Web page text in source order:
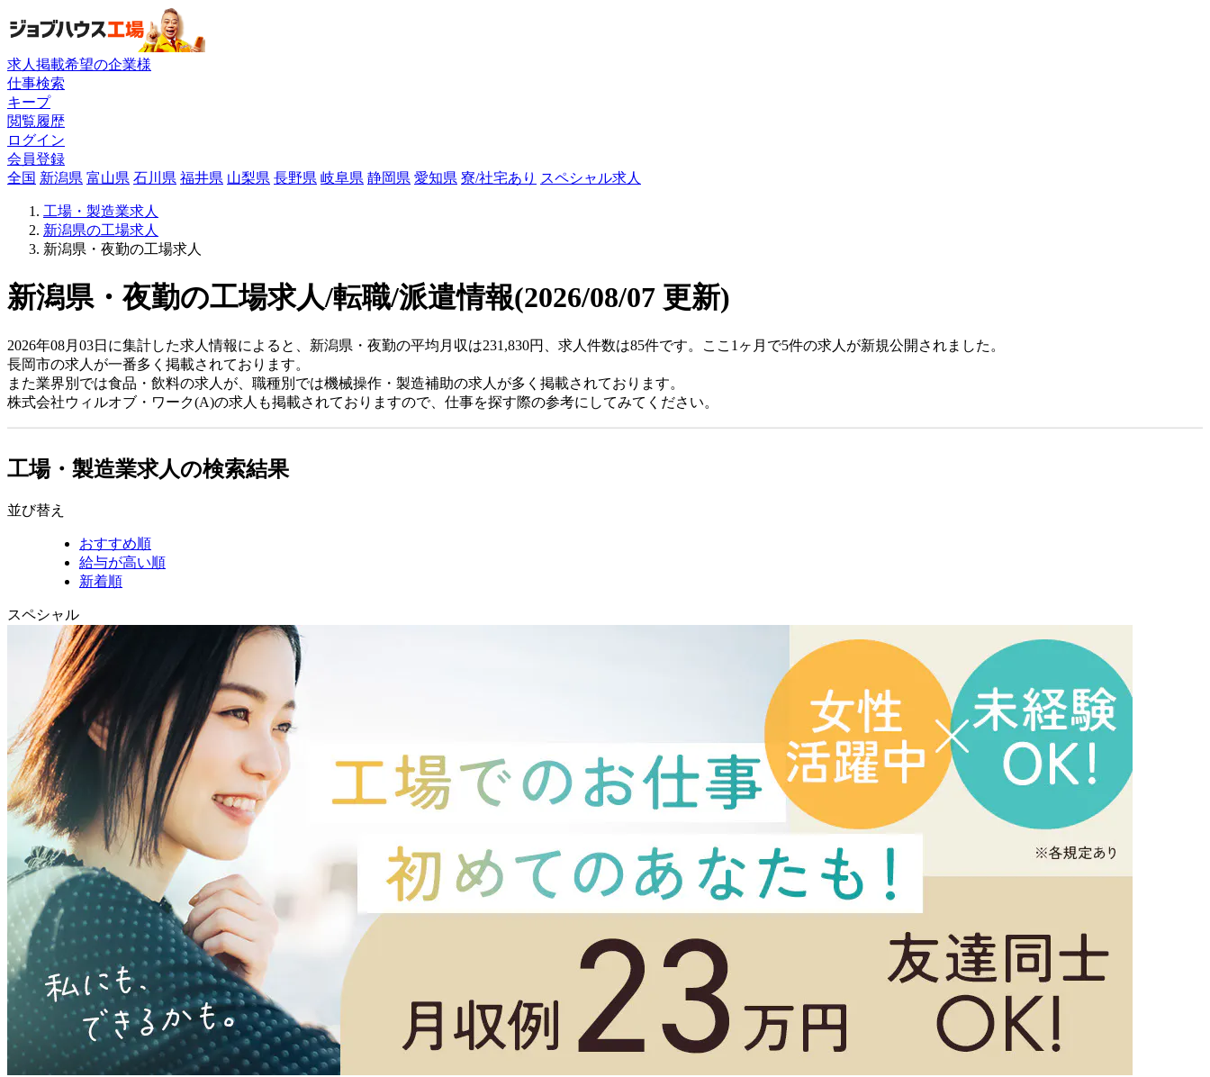
求人掲載希望の企業様
仕事検索
キープ
閲覧履歴
ログイン
会員登録
全国 新潟県 富山県 石川県 福井県 山梨県 長野県 岐阜県 静岡県 愛知県 寮/社宅あり スペシャル求人
工場・製造業求人
新潟県の工場求人
新潟県・夜勤の工場求人
新潟県・夜勤の工場求人/転職/派遣情報(2026/08/07 更新)
2026年08月03日に集計した求人情報によると、新潟県・夜勤の平均月収は231,830円、求人件数は85件です。ここ1ヶ月で5件の求人が新規公開されました。
長岡市の求人が一番多く掲載されております。
また業界別では食品・飲料の求人が、職種別では機械操作・製造補助の求人が多く掲載されております。
株式会社ウィルオブ・ワーク(A)の求人も掲載されておりますので、仕事を探す際の参考にしてみてください。
工場・製造業求人の検索結果
並び替え
おすすめ順
給与が高い順
新着順
スペシャル